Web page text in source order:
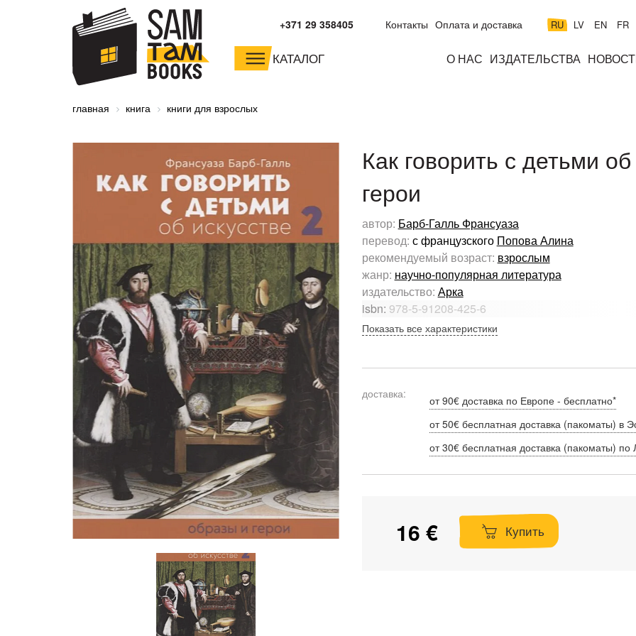
RU LV EN FR
Контакты Оплата и доставка
+371 29 358405
КАТАЛОГ О НАС ИЗДАТЕЛЬСТВА
малышам и
дошкольникам
младшим школьникам
главная книга книги для взрослых
Как говорить с детьми
герои
автор: Барб-Галль Франсуаза
перевод: с французского Попова Алина
рекомендуемый возраст: взрослым
жанр: научно-популярная литература
издательство: Арка
isbn: 978-5-91208-425-6
Показать все характеристики
доставка:
от 90€ доставка по Европе - бесплатно*
от 50€ бесплатная доставка (пакоматы) в
от 30€ бесплатная доставка (пакоматы) по
16 € Купить